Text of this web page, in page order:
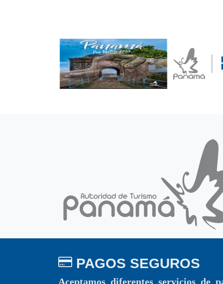
y
gobernabilidad»
PAGOS SEGUROS
Aceptamos diferentes servicios de